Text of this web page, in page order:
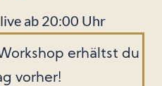
ab 20:00 Uhr
erhältst du
vorher!